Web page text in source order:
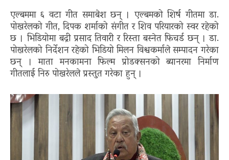
एल्बममा ६ वटा गीत समाबेश छन् । एल्बमको शिर्ष गीतमा डा.
पोखरेलको गीत, दिपक शर्माको संगीत र शिव परियारको स्वर रहेको
छ । भिडियोमा बद्री प्रसाद तिवारी र रिस्ता बस्नेत फिचर्ड छन् । डा.
पोखरेलको निर्देशन रहेको भिडियो मिलन विश्वकर्माले सम्पादन गरेका
छन् । माता मनकामना फिल्म प्रोडक्सनको ब्यानरमा निर्माण
गीतलाई निरु पोखरेलले प्रस्तुत गरेका हुन् ।